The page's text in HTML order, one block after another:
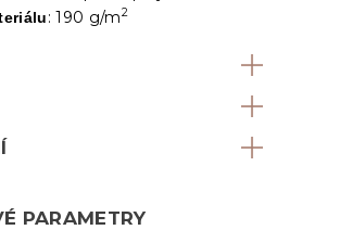
: 190 g/m2
PARAMETRY